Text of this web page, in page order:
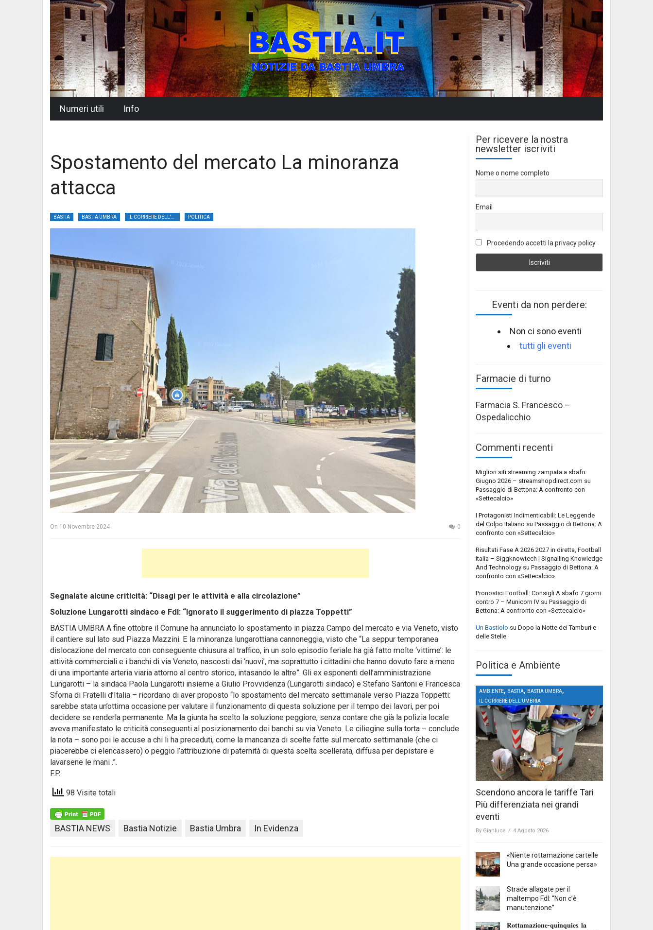
Numeri utili Info
Spostamento del mercato La minoranza
attacca
BASTIA BASTIA UMBRA POLITICA
On 10 Novembre 2024 0
Segnalate alcune criticità: “Disagi per le attività e alla circolazione”
Soluzione Lungarotti sindaco e FdI: “Ignorato il suggerimento di piazza Toppetti”
BASTIA UMBRA A fine ottobre il Comune ha annunciato lo spostamento in piazza Campo del mercato e via Veneto, visto
il cantiere sul lato sud Piazza Mazzini. E la minoranza lungarottiana cannoneggia, visto che “La seppur temporanea
dislocazione del mercato con conseguente chiusura al traffico, in un solo episodio feriale ha già fatto molte ‘vittime’: le
attività commerciali e i banchi di via Veneto, nascosti dai ‘nuovi’, ma soprattutto i cittadini che hanno dovuto fare a meno
di una importante arteria viaria attorno al centro storico, intasando le altre”. Gli ex esponenti dell’amministrazione
Lungarotti – la sindaca Paola Lungarotti insieme a Giulio Provvidenza (Lungarotti sindaco) e Stefano Santoni e Francesca
Sforna di Fratelli d’Italia – ricordano di aver proposto “lo spostamento del mercato settimanale verso Piazza Toppetti:
sarebbe stata un’ottima occasione per valutare il funzionamento di questa soluzione per il tempo dei lavori, per poi
decidere se renderla permanente. Ma la giunta ha scelto la soluzione peggiore, senza contare che già la polizia locale
aveva manifestato le criticità conseguenti al posizionamento dei banchi su via Veneto. Le ciliegine sulla torta – conclude
la nota – sono poi le accuse a chi li ha preceduti, come la mancanza di scelte fatte sul mercato settimanale (che ci
piacerebbe ci elencassero) o peggio l’attribuzione di paternità di questa scelta scellerata, diffusa per depistare e
lavarsene le mani .”.
F.P.
98 Visite totali
BASTIA NEWS Bastia Notizie Bastia Umbra In Evidenza
Per ricevere la nostra
newsletter iscriviti
Nome o nome completo
Email
Procedendo accetti la privacy policy
Eventi da non perdere:
Non ci sono eventi
tutti gli eventi
Farmacie di turno
Farmacia S. Francesco –
Ospedalicchio
Commenti recenti
Migliori siti streaming zampata a sbafo
Giugno 2026 – streamshopdirect.com su
Passaggio di Bettona: A confronto con
«Settecalcio»
I Protagonisti Indimenticabili: Le Leggende
del Colpo Italiano su Passaggio di Bettona: A
confronto con «Settecalcio»
Risultati Fase A 2026 2027 in diretta, Football
Italia – Siggknowtech | Signalling Knowledge
And Technology su Passaggio di Bettona: A
confronto con «Settecalcio»
Pronostici Football: Consigli A sbafo 7 giorni
contro 7 – Municorn IV su Passaggio di
Bettona: A confronto con «Settecalcio»
Un Bastiolo su Dopo la Notte dei Tamburi e
delle Stelle
Politica e Ambiente
AMBIENTE, BASTIA, BASTIA UMBRA,
IL CORRIERE DELL'UMBRIA
Scendono ancora le tariffe Tari
Più differenziata nei grandi
eventi
By Gianluca / 4 Agosto 2026
«Niente rottamazione cartelle
Una grande occasione persa»
Strade allagate per il
maltempo FdI: “Non c’è
manutenzione”
𝐑𝐨𝐭𝐭𝐚𝐦𝐚𝐳𝐢𝐨𝐧𝐞-𝐪𝐮i𝐧𝐪𝐮𝐢𝐞𝐬: 𝐥𝐚